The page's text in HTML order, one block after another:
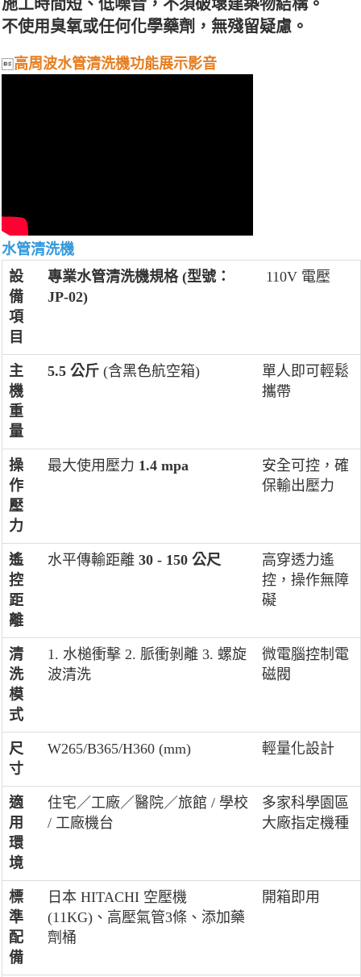
施工時間短、低噪音，不須破壞建築物結構。
不使用臭氧或任何化學藥劑，無殘留疑慮。
高周波水管清洗機功能展示影音
水管清洗機
設
備
項
目
專業水管清洗機規格 (型號：
JP-02)
110V 電壓
主
機
重
量
5.5 公斤 (含黑色航空箱)
單人即可輕鬆
攜帶
操
作
壓
力
最大使用壓力 1.4 mpa
安全可控，確
保輸出壓力
遙
控
距
離
水平傳輸距離 30 - 150 公尺
高穿透力遙
控，操作無障
礙
清
洗
模
式
1. 水槌衝擊 2. 脈衝剝離 3. 螺旋
波清洗
微電腦控制電
磁閥
尺
寸
W265/B365/H360 (mm) 輕量化設計
適
用
環
境
住宅／工廠／醫院／旅館 / 學校
/ 工廠機台
多家科學園區
大廠指定機種
標
準
配
備
日本 HITACHI 空壓機
(11KG)、高壓氣管3條、添加藥
劑桶
開箱即用